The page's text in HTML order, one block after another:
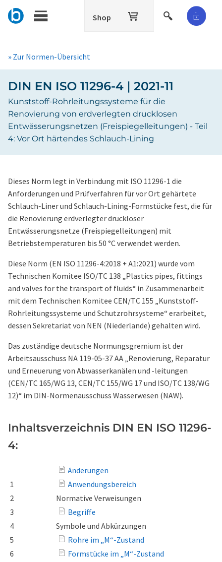
Shop
» Zur Normen-Übersicht
DIN EN ISO 11296-4 | 2021-11
Kunststoff-Rohrleitungssysteme für die
Renovierung von erdverlegten drucklosen
Entwässerungsnetzen (Freispiegelleitungen) - Teil
4: Vor Ort härtendes Schlauch-Lining
Dieses Norm legt in Verbindung mit ISO 11296-1 die
Anforderungen und Prüfverfahren für vor Ort gehärtete
Schlauch-Liner und Schlauch-Lining-Formstücke fest, die für
die Renovierung erdverlegter druckloser
Entwässerungsnetze (Freispiegelleitungen) mit
Betriebstemperaturen bis 50 °C verwendet werden.
Diese Norm (EN ISO 11296-4:2018 + A1:2021) wurde vom
Technischen Komitee ISO/TC 138 „Plastics pipes, fittings
and valves for the transport of fluids“ in Zusammenarbeit
mit dem Technischen Komitee CEN/TC 155 „Kunststoff-
Rohrleitungssysteme und Schutzrohrsysteme“ erarbeitet,
dessen Sekretariat von NEN (Niederlande) gehalten wird.
Das zuständige deutsche Normungsgremium ist der
Arbeitsausschuss NA 119-05-37 AA „Renovierung, Reparatur
und Erneuerung von Abwasserkanälen und -leitungen
(CEN/TC 165/WG 13, CEN/TC 155/WG 17 und ISO/TC 138/WG
12)“ im DIN-Normenausschuss Wasserwesen (NAW).
Inhaltsverzeichnis DIN EN ISO 11296-
4:
Änderungen
1
Anwendungsbereich
2
Normative Verweisungen
3
Begriffe
4
Symbole und Abkürzungen
5
Rohre im „M“-Zustand
6
Formstücke im „M“-Zustand